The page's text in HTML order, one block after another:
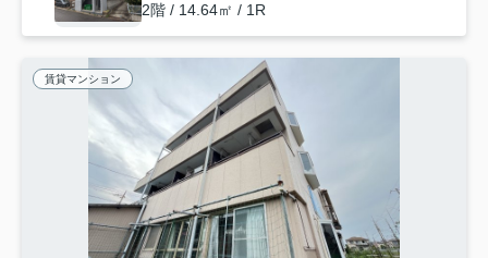
2階 / 14.64㎡ / 1R
賃貸マンション